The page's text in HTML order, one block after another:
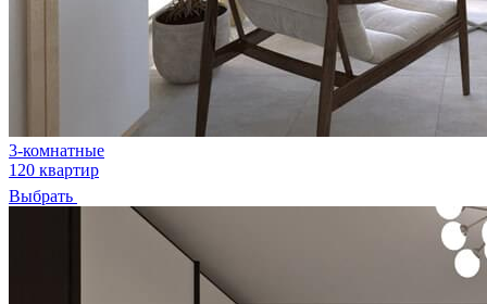
3-комнатные
120 квартир
Выбрать